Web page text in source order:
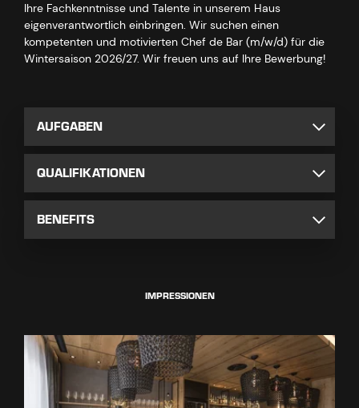
Ihre Fachkenntnisse und Talente in unserem Haus
eigenverantwortlich einbringen. Wir suchen einen
kompetenten und motivierten Chef de Bar (m/w/d) für die
Wintersaison 2026/27. Wir freuen uns auf Ihre Bewerbung!
AUFGABEN
QUALIFIKATIONEN
BENEFITS
IMPRESSIONEN